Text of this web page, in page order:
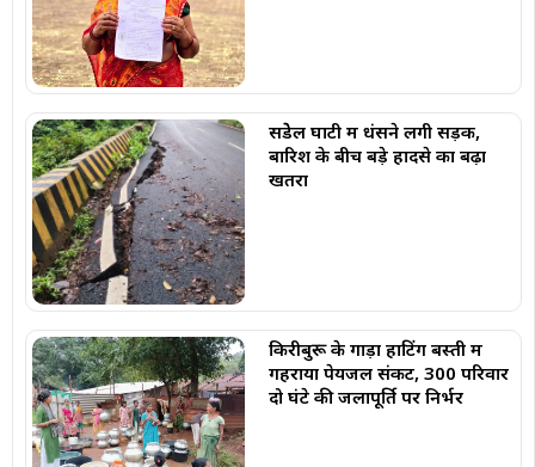
सेंडेेल घाटी में धंसने लगी सड़क,
बारिश के बीच बड़े हादसे का बढ़ा
खतरा
किरीबुरू के गाड़ा हाटिंग बस्ती में
गहराया पेयजल संकट, 300 परिवार
दो घंटे की जलापूर्ति पर निर्भर